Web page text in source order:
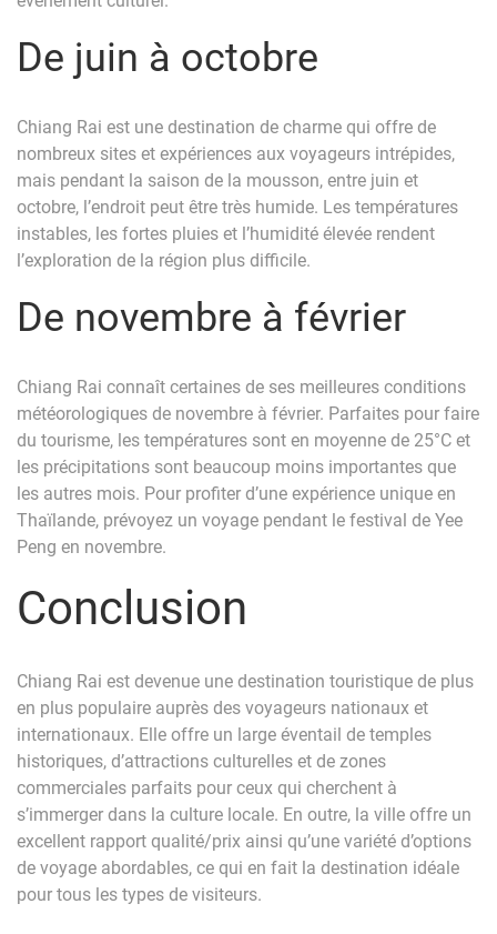
De juin à octobre
Chiang Rai est une destination de charme qui offre de
nombreux sites et expériences aux voyageurs intrépides,
mais pendant la saison de la mousson, entre juin et
octobre, l’endroit peut être très humide. Les températures
instables, les fortes pluies et l’humidité élevée rendent
l’exploration de la région plus difficile.
De novembre à février
Chiang Rai connaît certaines de ses meilleures conditions
météorologiques de novembre à février. Parfaites pour faire
du tourisme, les températures sont en moyenne de 25°C et
les précipitations sont beaucoup moins importantes que
les autres mois. Pour profiter d’une expérience unique en
Thaïlande, prévoyez un voyage pendant le festival de Yee
Peng en novembre.
Conclusion
Chiang Rai est devenue une destination touristique de plus
en plus populaire auprès des voyageurs nationaux et
internationaux. Elle offre un large éventail de temples
historiques, d’attractions culturelles et de zones
commerciales parfaits pour ceux qui cherchent à
s’immerger dans la culture locale. En outre, la ville offre un
excellent rapport qualité/prix ainsi qu’une variété d’options
de voyage abordables, ce qui en fait la destination idéale
pour tous les types de visiteurs.